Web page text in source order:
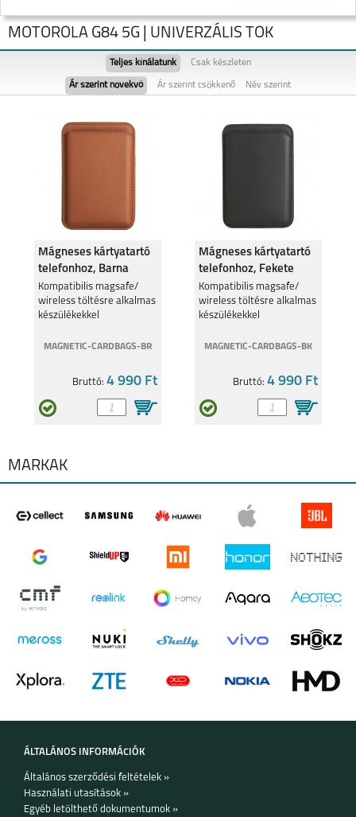
MOTO G05
MOTOROLA MOTO
G35 5G
MOTOROLA MOTO
G24
MOTOROLA EDGE 40
MOTOROLA MOTO
G53 5G
MOTOROLA EDGE 30
5G
MOTO G62 5G
MOTOROLA G84 5G | UNIVERZÁLIS TOK
Teljes kínálatunk Csak készleten
Ár szerint növekvő Ár szerint csökkenő Név szerint
Mágneses kártyatartó
telefonhoz, Barna
Kompatibilis magsafe/
wireless töltésre alkalmas
készülékekkel
MAGNETIC-CARDBAGS-BR
Bruttó: 4 990 Ft
Mágneses kártyatartó
telefonhoz, Fekete
Kompatibilis magsafe/
wireless töltésre alkalmas
készülékekkel
MAGNETIC-CARDBAGS-BK
Bruttó:4 990 Ft
MÁRKÁK
ÁLTALÁNOS INFORMÁCIÓK
Általános szerződési feltételek »
Használati utasítások »
Egyéb letölthető dokumentumok »